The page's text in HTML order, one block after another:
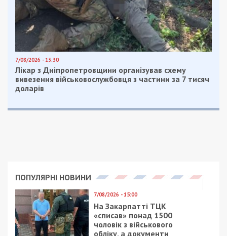
Facebook
Telegram
Twitter
WhatsApp
ViberEmail
Категории:Головне за день,Суспільство|
Метки:смерть,соцсети
Рекламні блоки дають нам змогу
залишатися незалежними ЗМІ, а вам -
отримувати найсвіжіші новини під ними.
Читайте також